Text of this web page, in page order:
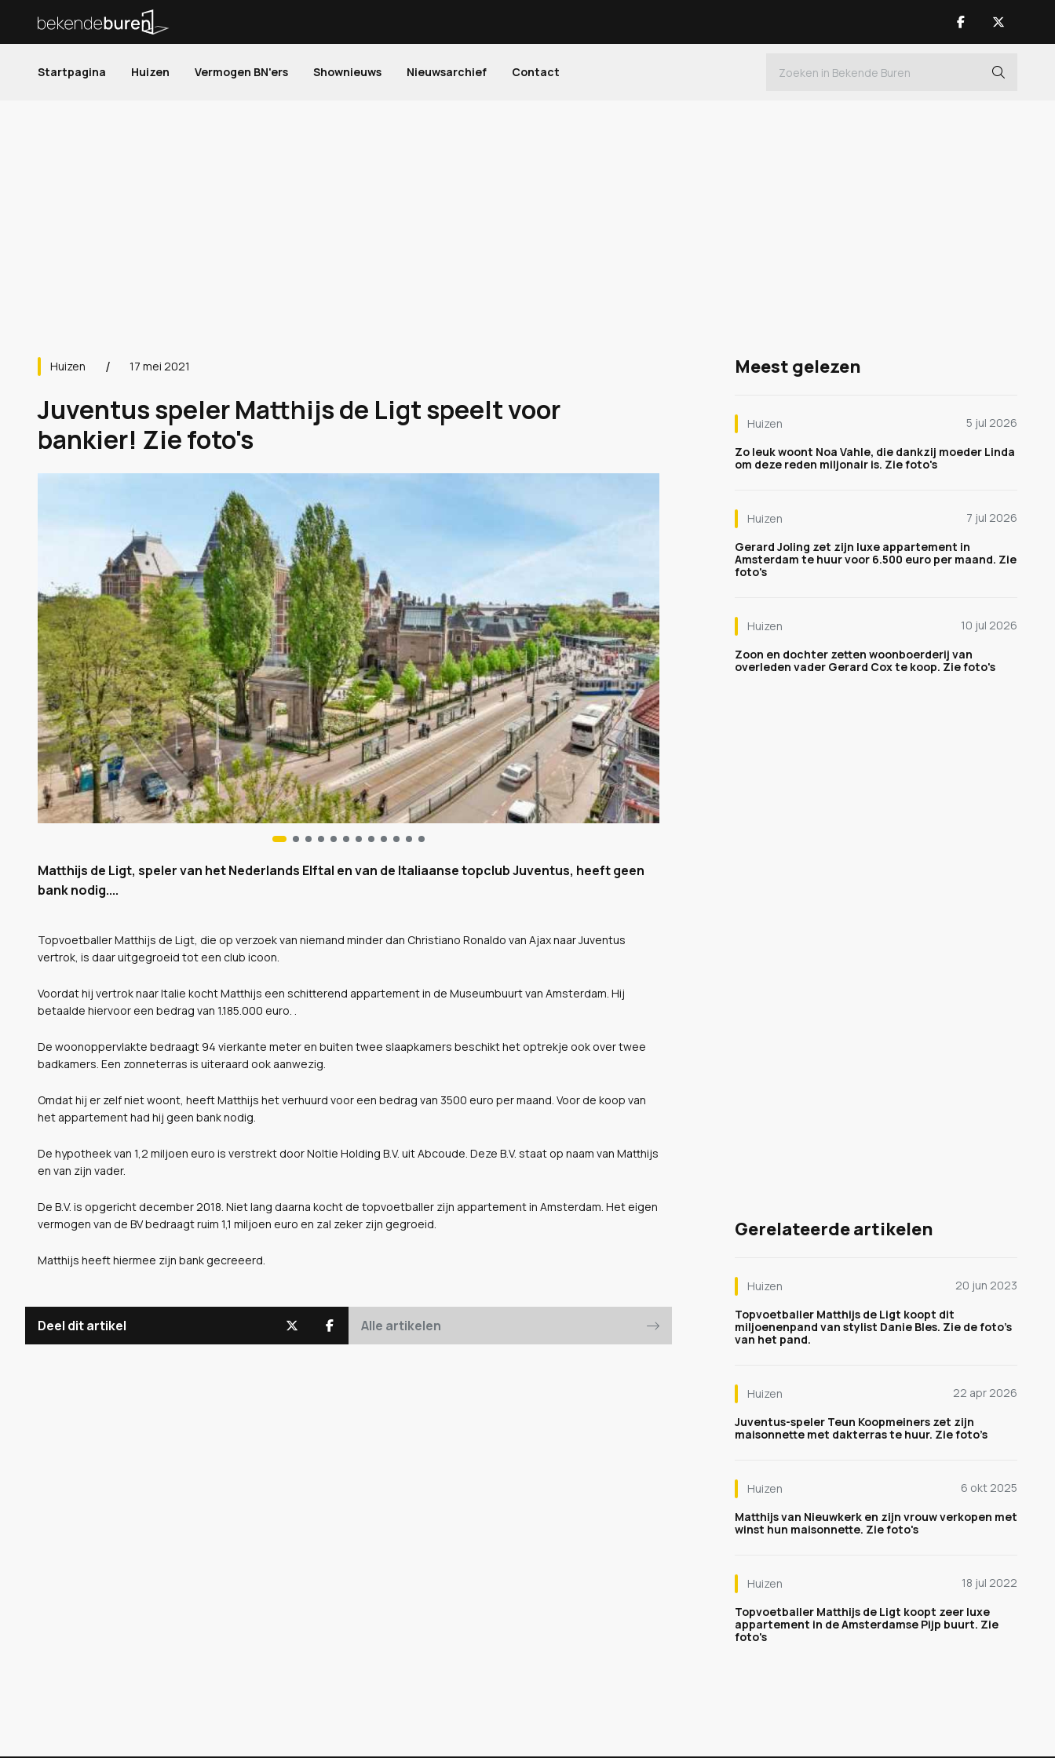
Startpagina Huizen Vermogen BN'ers Shownieuws Nieuwsarchief Contact
Huizen 17 mei 2021
Juventus speler Matthijs de Ligt speelt voor
bankier! Zie foto's
Matthijs de Ligt, speler van het Nederlands Elftal en van de Italiaanse topclub Juventus, heeft geen
bank nodig....
Topvoetballer Matthijs de Ligt, die op verzoek van niemand minder dan Christiano Ronaldo van Ajax naar Juventus
vertrok, is daar uitgegroeid tot een club icoon.
Voordat hij vertrok naar Italie kocht Matthijs een schitterend appartement in de Museumbuurt van Amsterdam. Hij
betaalde hiervoor een bedrag van 1.185.000 euro. .
De woonoppervlakte bedraagt 94 vierkante meter en buiten twee slaapkamers beschikt het optrekje ook over twee
badkamers. Een zonneterras is uiteraard ook aanwezig.
Omdat hij er zelf niet woont, heeft Matthijs het verhuurd voor een bedrag van 3500 euro per maand. Voor de koop van
het appartement had hij geen bank nodig.
De hypotheek van 1,2 miljoen euro is verstrekt door Noltie Holding B.V. uit Abcoude. Deze B.V. staat op naam van Matthijs
en van zijn vader.
De B.V. is opgericht december 2018. Niet lang daarna kocht de topvoetballer zijn appartement in Amsterdam. Het eigen
vermogen van de BV bedraagt ruim 1,1 miljoen euro en zal zeker zijn gegroeid.
Matthijs heeft hiermee zijn bank gecreeerd.
Deel dit artikel Alle artikelen
Meest gelezen
Huizen
5 jul 2026
Zo leuk woont Noa Vahle, die dankzij moeder Linda
om deze reden miljonair is. Zie foto's
Huizen
7 jul 2026
Gerard Joling zet zijn luxe appartement in
Amsterdam te huur voor 6.500 euro per maand. Zie
foto's
Huizen
10 jul 2026
Zoon en dochter zetten woonboerderij van
overleden vader Gerard Cox te koop. Zie foto's
Gerelateerde artikelen
Huizen
20 jun 2023
Topvoetballer Matthijs de Ligt koopt dit
miljoenenpand van stylist Danie Bles. Zie de foto's
van het pand.
Huizen
22 apr 2026
Juventus-speler Teun Koopmeiners zet zijn
maisonnette met dakterras te huur. Zie foto’s
Huizen
6 okt 2025
Matthijs van Nieuwkerk en zijn vrouw verkopen met
winst hun maisonnette. Zie foto's
Huizen
18 jul 2022
Topvoetballer Matthijs de Ligt koopt zeer luxe
appartement in de Amsterdamse Pijp buurt. Zie
foto's